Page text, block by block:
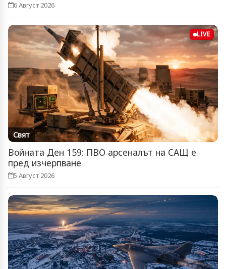
6 Август 2026
LIVE
Свят
Войната Ден 159: ПВО арсеналът на САЩ е
пред изчерпване
5 Август 2026